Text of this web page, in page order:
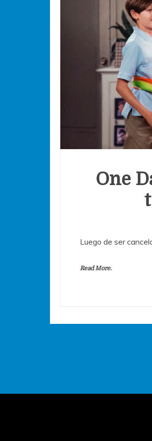
One
Luego de ser
Read More.